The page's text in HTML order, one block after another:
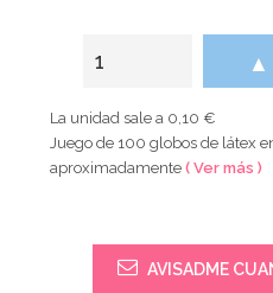
▲
La unidad sale a 0,10 €
Juego de 100 globos de látex
aproximadamente( Ver más )
AVISADME